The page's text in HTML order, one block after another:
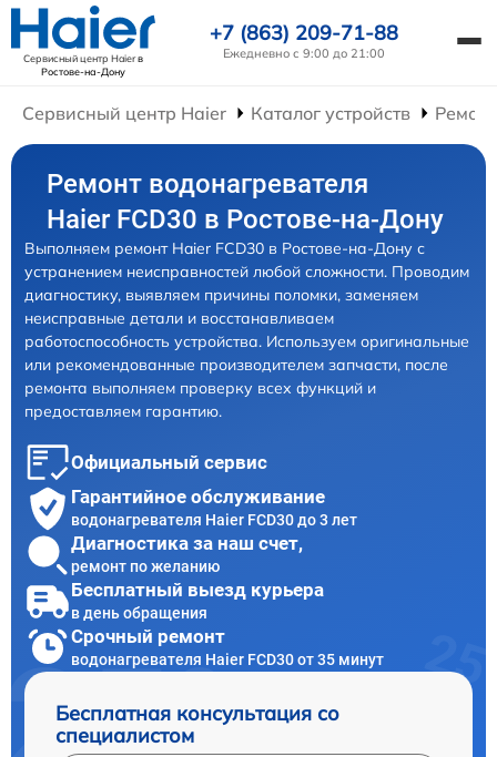
Сервисный центр Haierв
Ростове-на-Дону
+7 (863) 209-71-88
Ежедневно с 9:00 до 21:00
Сервисный центр Haier Каталог устройств
Ремонт водонагревателя
Haier FCD30 в Ростове-на-Дону
Выполняем ремонт Haier FCD30 в Ростове-на-Дону с
устранением неисправностей любой сложности. Проводим
диагностику, выявляем причины поломки, заменяем
неисправные детали и восстанавливаем
работоспособность устройства. Используем оригинальные
или рекомендованные производителем запчасти, после
ремонта выполняем проверку всех функций и
предоставляем гарантию.
Официальный сервис
Гарантийное обслуживание
водонагревателя Haier FCD30 до 3 лет
Диагностика за наш счет,
ремонт по желанию
Бесплатный выезд курьера
в день обращения
Срочный ремонт
водонагревателя Haier FCD30 от 35 минут
Бесплатная консультация со
специалистом